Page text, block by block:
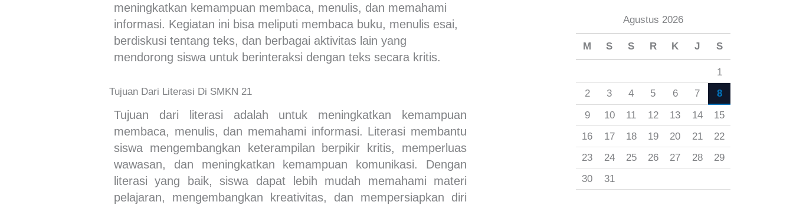
meningkatkan kemampuan membaca, menulis, dan memahami
informasi. Kegiatan ini bisa meliputi membaca buku, menulis esai,
berdiskusi tentang teks, dan berbagai aktivitas lain yang
mendorong siswa untuk berinteraksi dengan teks secara kritis.
Tujuan Dari Literasi Di SMKN 21
Tujuan dari literasi adalah untuk meningkatkan kemampuan
membaca, menulis, dan memahami informasi. Literasi membantu
siswa mengembangkan keterampilan berpikir kritis, memperluas
wawasan, dan meningkatkan kemampuan komunikasi. Dengan
literasi yang baik, siswa dapat lebih mudah memahami materi
pelajaran, mengembangkan kreativitas, dan mempersiapkan diri
Agustus 2026
M S S R K J S
1
2
3 4 5 6 7
8
9
10 11 12 13 14
15
16
17 18 19 20 21
22
23
24 25 26 27 28
29
30
31